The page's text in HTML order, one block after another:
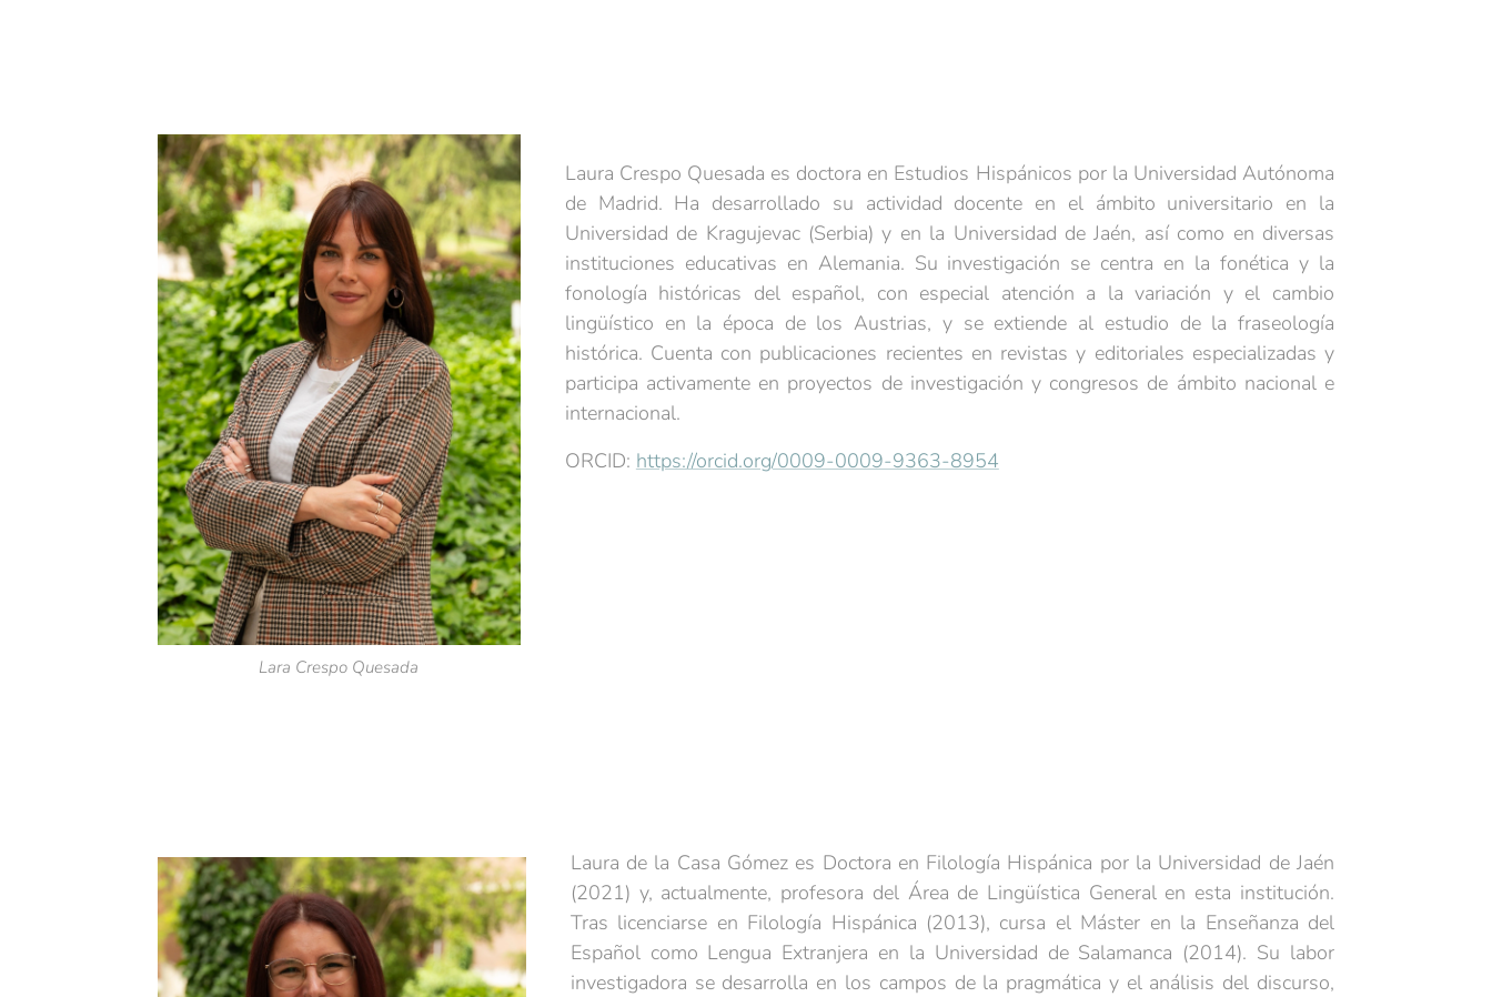
Lara Crespo Quesada
Laura Crespo Quesada es doctora en Estudios Hispánicos por la Universidad Autónoma
de Madrid. Ha desarrollado su actividad docente en el ámbito universitario en la
Universidad de Kragujevac (Serbia) y en la Universidad de Jaén, así como en diversas
instituciones educativas en Alemania. Su investigación se centra en la fonética y la
fonología históricas del español, con especial atención a la variación y el cambio
lingüístico en la época de los Austrias, y se extiende al estudio de la fraseología
histórica. Cuenta con publicaciones recientes en revistas y editoriales especializadas y
participa activamente en proyectos de investigación y congresos de ámbito nacional e
internacional.
ORCID: https://orcid.org/0009-0009-9363-8954
Laura de la Casa Gómez es Doctora en Filología Hispánica por la Universidad de Jaén
(2021) y, actualmente, profesora del Área de Lingüística General en esta institución.
Tras licenciarse en Filología Hispánica (2013), cursa el Máster en la Enseñanza del
Español como Lengua Extranjera en la Universidad de Salamanca (2014). Su labor
investigadora se desarrolla en los campos de la pragmática y el análisis del discurso,